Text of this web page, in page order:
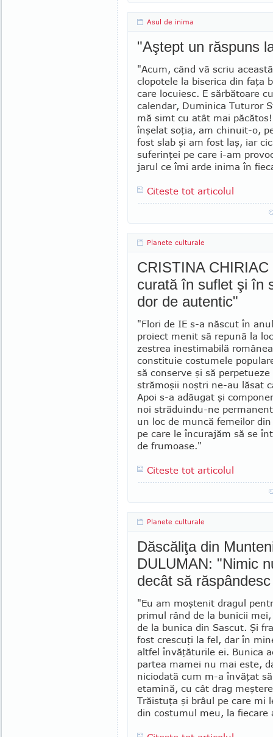
Asul de inima
"Aştept un răspuns
"Acum, când vă scriu
clo­potele la biserica din faţa
care locuiesc. E sărbătoare
calendar, Duminica Tuturor
mă simt cu atât mai
înşelat soţia, am chinuit-o,
fost slab şi am fost laş, iar
suferinţei pe care i-am
jarul ce îmi arde inima în
Citeste tot articolul
Planete culturale
CRISTINA
curată în suflet şi în
dor de autentic"
"Flori de IE s-a năs­cut în
proiect menit să repună la
zestrea ines­ti­mabilă
constituie costu­me­le
să conserve şi să
strămoşii noştri ne-au lăsat
Apoi s-a adăugat şi
noi stră­duindu-ne
un loc de muncă femeilor
pe care le încu­rajăm să se
de fru­moa­se."
Citeste tot articolul
Planete culturale
Dăscăliţa din
DULUMAN: "Nimic
decât să
"Eu am moştenit dragul
primul rând de la bunicii
de la bunica din Sascut. Şi
fost crescuţi la fel, dar în
altfel învăţăturile ei. Bunica
partea mamei nu mai este,
nicio­dată cum m-a învăţat
etamină, cu cât drag
Trăistuţa şi brâul pe care mi
din cos­tumul meu, la fie­care